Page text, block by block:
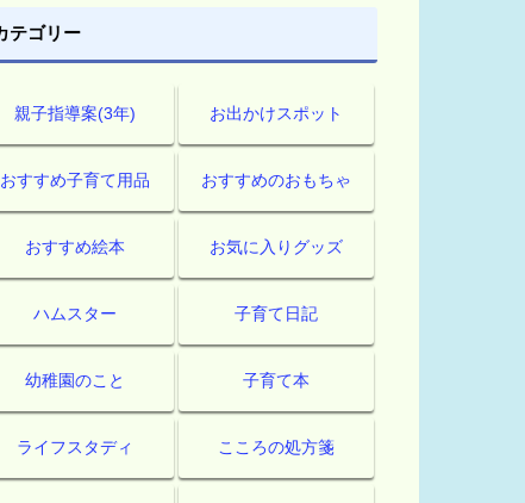
テゴリー
親子指導案(3年) お出かけスポット
おすすめ子育て用品 おすすめのおもちゃ
おすすめ絵本 お気に入りグッズ
ハムスター 子育て日記
幼稚園のこと 子育て本
ライフスタディ こころの処方箋